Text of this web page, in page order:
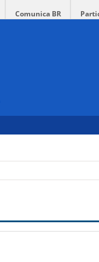
Comunica BR